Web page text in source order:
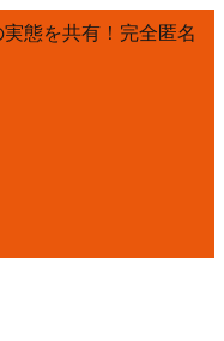
態を共有！完全匿名